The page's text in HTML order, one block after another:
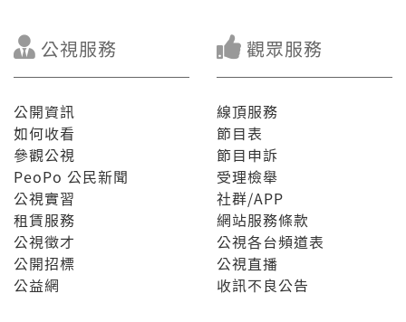
公視服務
公開資訊
如何收看
參觀公視
PeoPo 公民新聞
公視實習
租賃服務
公視徵才
公開招標
公益網
觀眾服務
線頂服務
節目表
節目申訴
受理檢舉
社群/APP
網站服務條款
公視各台頻道表
公視直播
收訊不良公告